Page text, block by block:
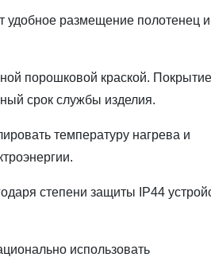
удобное размещение полотенец и
порошковой краской. Покрытие
срок службы изделия.
температуру нагрева и
степени защиты IP44
использовать